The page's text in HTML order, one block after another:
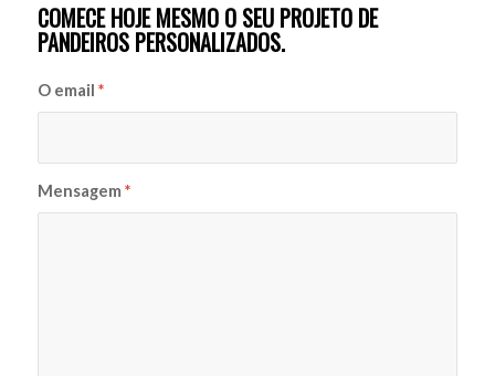
COMECE HOJE MESMO O SEU PROJETO DE
PANDEIROS PERSONALIZADOS.
O email *
Mensagem *